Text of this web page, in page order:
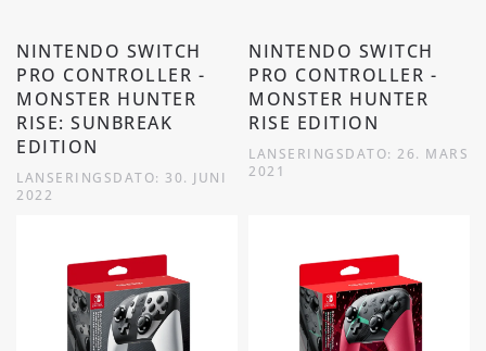
NINTENDO SWITCH
PRO CONTROLLER -
MONSTER HUNTER
RISE: SUNBREAK
EDITION
LANSERINGSDATO: 30. JUNI
2022
NINTENDO SWITCH
PRO CONTROLLER -
MONSTER HUNTER
RISE EDITION
LANSERINGSDATO: 26. MARS
2021